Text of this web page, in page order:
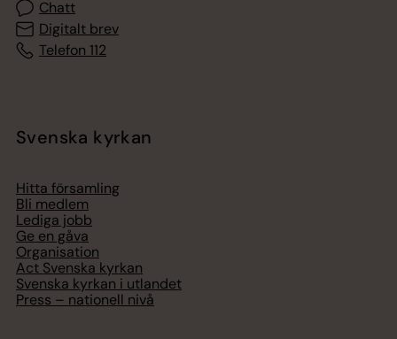
Chatt
Digitalt brev
Telefon 112
Svenska kyrkan
Hitta församling
Bli medlem
Lediga jobb
Ge en gåva
Organisation
Act Svenska kyrkan
Svenska kyrkan i utlandet
Press – nationell nivå